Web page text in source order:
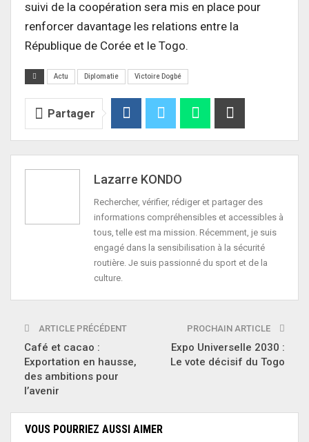
suivi de la coopération sera mis en place pour
renforcer davantage les relations entre la
République de Corée et le Togo.
Actu Diplomatie Victoire Dogbé
Partager
Lazarre KONDO
Rechercher, vérifier, rédiger et partager des
informations compréhensibles et accessibles à
tous, telle est ma mission. Récemment, je suis
engagé dans la sensibilisation à la sécurité
routière. Je suis passionné du sport et de la
culture.
ARTICLE PRÉCÉDENT
Café et cacao :
Exportation en hausse,
des ambitions pour
l’avenir
PROCHAIN ARTICLE
Expo Universelle 2030 :
Le vote décisif du Togo
VOUS POURRIEZ AUSSI AIMER